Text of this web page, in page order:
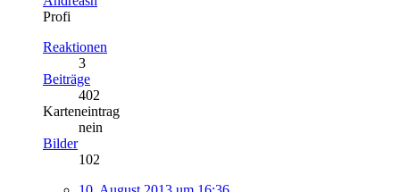
Profi
Reaktionen
3
Beiträge
402
Karteneintrag
nein
Bilder
102